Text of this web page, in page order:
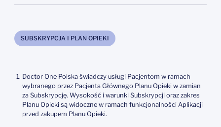
SUBSKRYPCJA I PLAN OPIEKI
Doctor One Polska świadczy usługi Pacjentom w ramach
wybranego przez Pacjenta Głównego Planu Opieki w zamian
za Subskrypcję. Wysokość i warunki Subskrypcji oraz zakres
Planu Opieki są widoczne w ramach funkcjonalności Aplikacji
przed zakupem Planu Opieki.